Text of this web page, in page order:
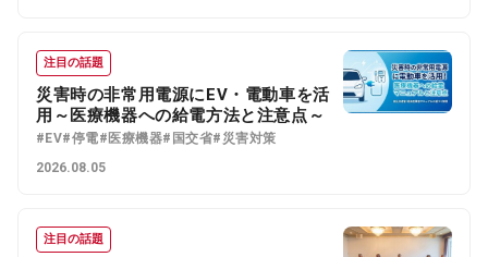
注目の話題
災害時の非常用電源にEV・電動車を活
用～医療機器への給電方法と注意点～
#EV#停電#医療機器#国交省#災害対策
2026.08.05
注目の話題